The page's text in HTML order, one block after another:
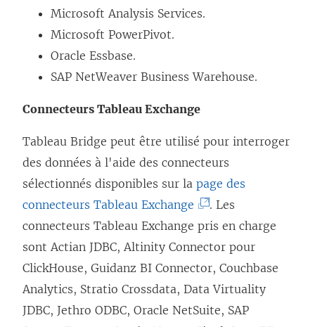
f
e
n
ê
r
)
Microsoft Analysis Services.
Microsoft PowerPivot.
Oracle Essbase.
SAP NetWeaver Business Warehouse.
Connecteurs Tableau Exchange
Tableau Bridge peut être utilisé pour interroger
des données à l'aide des connecteurs
sélectionnés disponibles sur la page des
connecteurs Tableau Exchange
L
e
l
i
e
. Les
connecteurs Tableau Exchange pris en charge
sont Actian JDBC, Altinity Connector pour
ClickHouse, Guidanz BI Connector, Couchbase
Analytics, Stratio Crossdata, Data Virtuality
JDBC, Jethro ODBC, Oracle NetSuite, SAP